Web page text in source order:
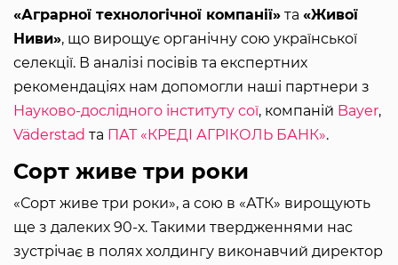
«Аграрної технологічної компанії» та «Живої
Ниви», що вирощує органічну сою української
селекції. В аналізі посівів та експертних
рекомендаціях нам допомогли наші партнери з
Науково-дослідного інституту сої, компаній Bayer,
Väderstad та ПАТ «КРЕДІ АГРІКОЛЬ БАНК».
Сорт живе три роки
«Сорт живе три роки», а сою в «АТК» вирощують
ще з далеких 90-х. Такими твердженнями нас
зустрічає в полях холдингу виконавчий директор